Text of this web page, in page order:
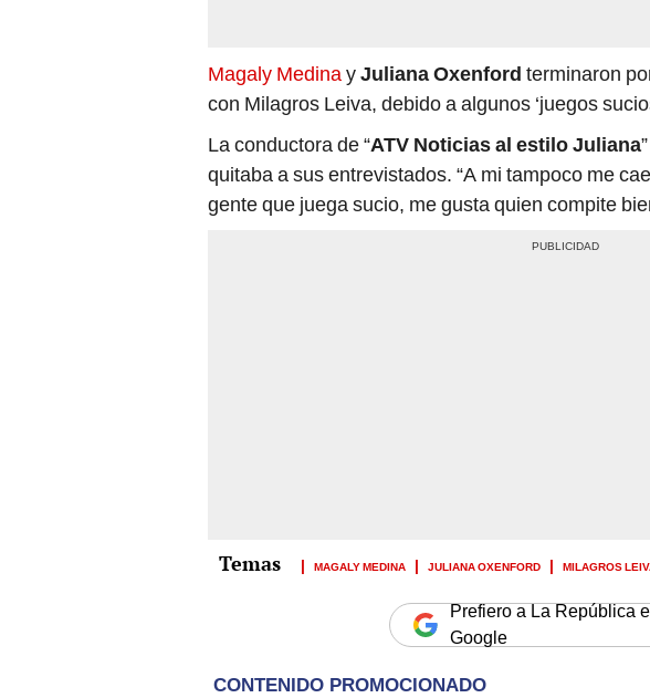
Magaly MedinayJuliana Oxenford terminaron
con Milagros Leiva, debido a algunos ‘juegos
La conductora de “ATV Noticias al estilo Juliana
quitaba a sus entrevistados. “A mi tampoco me
gente que juega sucio, me gusta quien compite
MAGALY MEDINA JULIANA OXENFORD MILAGROS
Prefiero a La República
Google